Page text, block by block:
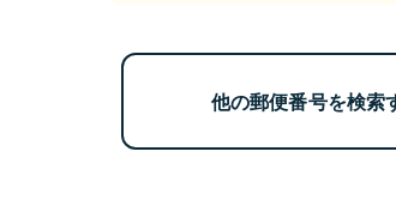
他の郵便番号を検索